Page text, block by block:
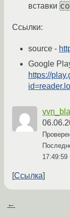
вставки
Ссылки:
source -
Google
https://
17:49:59
Ссылка
←